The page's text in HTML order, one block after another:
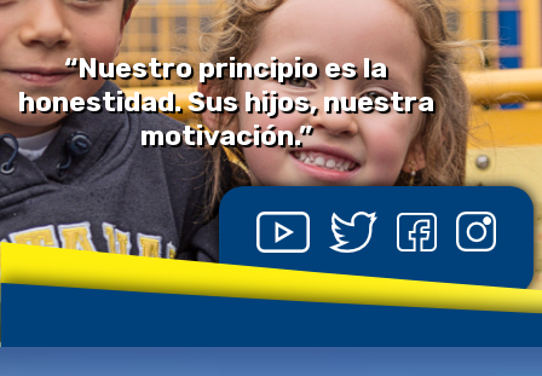
“Nuestro principio es la
honestidad. Sus hijos, nuestra
motivación.”